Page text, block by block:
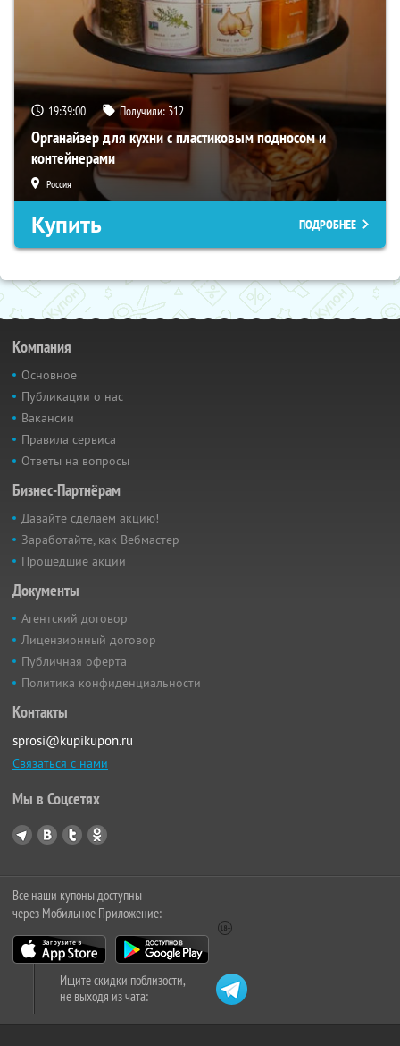
19:38:59 Получили: 312
Органайзер для кухни с пластиковым подносом и
контейнерами
Россия
Купить ПОДРОБНЕЕ
Компания
Основное
Публикации о нас
Вакансии
Правила сервиса
Ответы на вопросы
Бизнес-Партнёрам
Давайте сделаем акцию!
Заработайте, как Вебмастер
Прошедшие акции
Документы
Агентский договор
Лицензионный договор
Публичная оферта
Политика конфиденциальности
Контакты
sprosi@kupikupon.ru
Связаться с нами
Мы в Соцсетях
Все наши купоны доступны
через Мобильное Приложение:
Ищите скидки поблизости,
не выходя из чата: